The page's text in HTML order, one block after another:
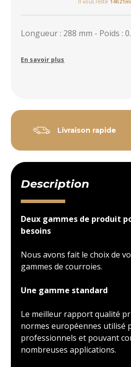
Il vous reste
Longueur : 288 mm - Poids :
En savoir plus
Livraison rapide
Description
Deux gammes de produit
besoins
Nous avons fait le choix de
gammes de courroies.
Une gamme standard
Le meilleur rapport qualité
normes européennes utilisé
professionnels et pouvant
nombreuses applications.